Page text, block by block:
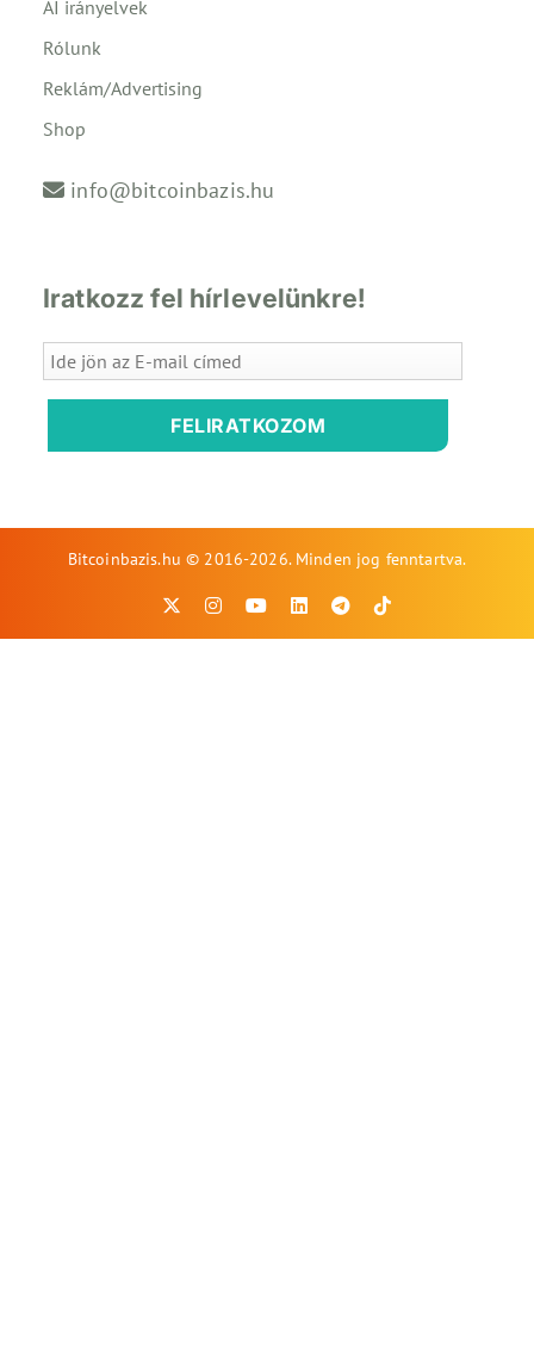
AI irányelvek
Rólunk
Reklám/Advertising
Shop
info@bitcoinbazis.hu
Iratkozz fel hírlevelünkre!
FELIRATKOZOM
Bitcoinbazis.hu © 2016-2026. Minden jog fenntartva.